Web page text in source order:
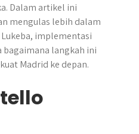
Dalam artikel ini
mengulas lebih dalam
implementasi
langkah ini
Madrid ke depan.